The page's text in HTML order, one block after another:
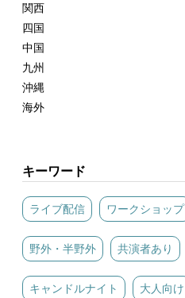
関西
四国
中国
九州
沖縄
海外
キーワード
ライブ配信 ワークショップ
野外・半野外 共演者あり
キャンドルナイト 大人向け